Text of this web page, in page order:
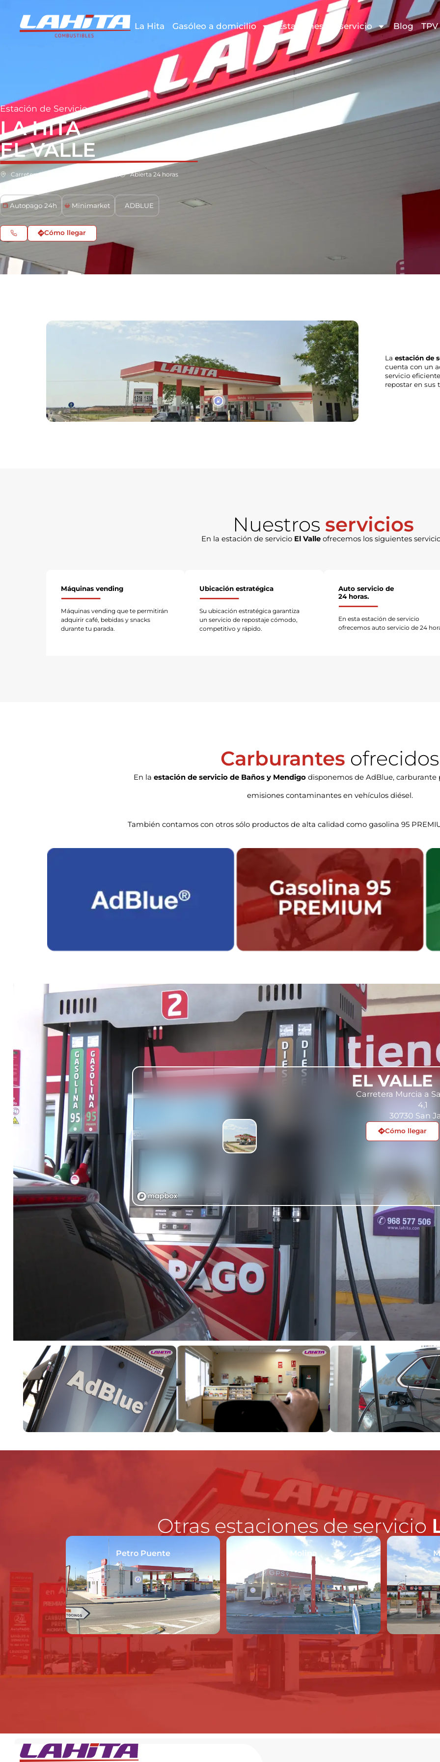
La Hita Gasóleo a domicilio Estaciones de servicio Blog TPV
Estación de Servicio
LA HITA
EL VALLE
Carretera Murcia a San Javier, km. 4,1
30730 San Javier
Abierta 24 horas
Autopago 24h Minimarket ADBLUE
Cómo llegar
La estación de
cuenta con un
servicio
repostar en sus
Nuestros servicios
En la estación de servicio El Valleofrecemos los siguientes
Máquinas vending
Máquinas vending que te permitirán
adquirir café, bebidas y snacks
durante tu parada.
Ubicación estratégica
Su ubicación estratégica garantiza
un servicio de repostaje cómodo,
competitivo y rápido.
Auto servicio de
24 horas.
En esta estación de servicio
ofrecemos auto servicio de 24
Carburantes ofrecidos
En la estación de servicio de Baños y Mendigodisponemos de AdBlue, carburante
emisiones contaminantes en vehículos diésel.
También contamos con otros sólo productos de alta calidad como gasolina 95
EL VALLE
Carretera Murcia a
4,1
30730 San
Cómo llegar
Otras estaciones de servicio
Petro Puente Molina